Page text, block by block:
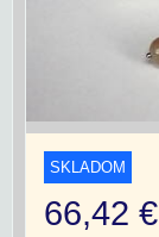
SKLADOM
66,42 €